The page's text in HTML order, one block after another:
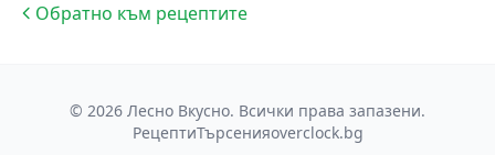
Обратно към рецептите
© 2026 Лесно Вкусно. Всички права запазени.
РецептиТърсенияoverclock.bg